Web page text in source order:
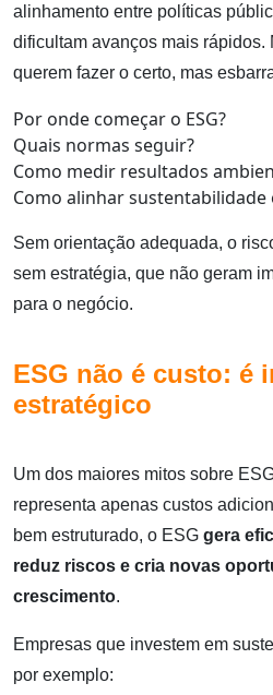
alinhamento entre políticas
dificultam avanços mais rápidos.
querem fazer o certo, mas
Por onde começar o ESG?
Quais normas seguir?
Como medir resultados
Como alinhar sustentabilidade
Sem orientação adequada, o
sem estratégia, que não geram
para o negócio.
ESG não é custo: é
estratégico
Um dos maiores mitos sobre
representa apenas custos
bem estruturado, o ESG gera
reduz riscos e cria novas
crescimento.
Empresas que investem em
por exemplo: